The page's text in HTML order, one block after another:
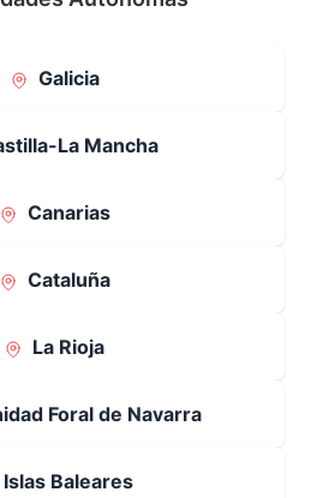
Galicia
La Mancha
Canarias
Cataluña
La Rioja
Foral de Navarra
Islas Baleares